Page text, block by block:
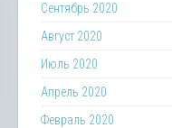
Сентябрь 2020
Август 2020
Июль 2020
Апрель 2020
Февраль 2020